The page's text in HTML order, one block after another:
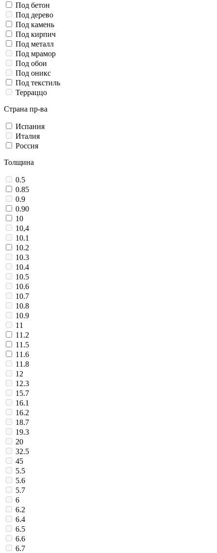
Под бетон
Под дерево
Под камень
Под кирпич
Под металл
Под мрамор
Под обои
Под оникс
Под текстиль
Терраццо
Страна пр-ва
Испания
Италия
Россия
Толщина
0.5
0.85
0.9
0.90
10
10,4
10.1
10.2
10.3
10.4
10.5
10.6
10.7
10.8
10.9
11
11.2
11.5
11.6
11.8
12
12.3
15.7
16.1
16.2
18.7
19.3
20
32.5
45
5.5
5.6
5.7
6
6.2
6.4
6.5
6.6
6.7